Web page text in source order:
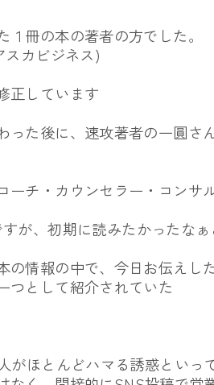
冊の本の著者の方でした。
カビジネス)
正しています
た後に、 速攻著者の一圓さ
チ・カウンセラー・ コンサ
が、初期に読みたかったなぁ
情報の中で、 今日お伝えし
つとして紹介されていた
がほとんどハマる誘惑といっ